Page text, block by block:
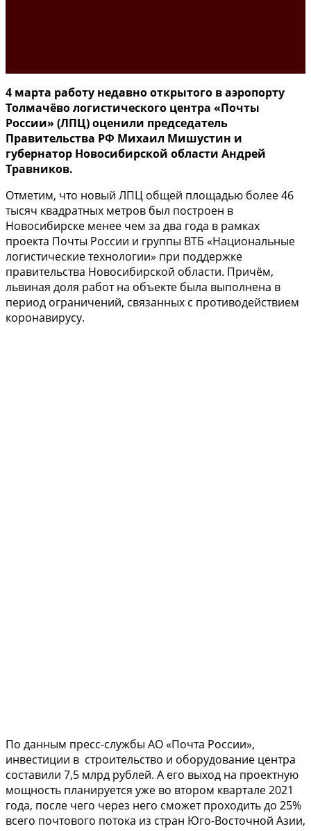
4 марта работу недавно открытого в аэропорту
Толмачёво логистического центра «Почты
России» (ЛПЦ) оценили председатель
Правительства РФ Михаил Мишустин и
губернатор Новосибирской области Андрей
Травников.
Отметим, что новый ЛПЦ общей площадью более 46
тысяч квадратных метров был построен в
Новосибирске менее чем за два года в рамках
проекта Почты России и группы ВТБ «Национальные
логистические технологии» при поддержке
правительства Новосибирской области. Причём,
львиная доля работ на объекте была выполнена в
период ограничений, связанных с противодействием
коронавирусу.
По данным пресс-службы АО «Почта России»,
инвестиции в строительство и оборудование центра
составили 7,5 млрд рублей. А его выход на проектную
мощность планируется уже во втором квартале 2021
года, после чего через него сможет проходить до 25%
всего почтового потока из стран Юго-Восточной Азии,